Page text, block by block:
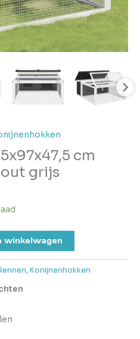
cm
grijs
winkelwagen
, Konijnenhokken